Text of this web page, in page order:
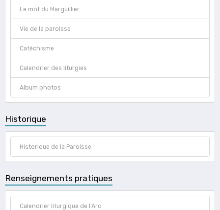
Le mot du Marguillier
Vie de la paroisse
Catéchisme
Calendrier des liturgies
Album photos
Historique
Historique de la Paroisse
Renseignements pratiques
Calendrier liturgique de l'Arc